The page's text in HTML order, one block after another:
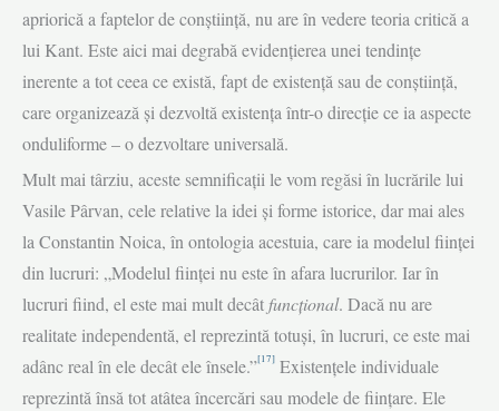
apriorică a faptelor de conştiinţă, nu are în vedere teoria critică a
lui Kant. Este aici mai degrabă evidenţierea unei tendinţe
inerente a tot ceea ce există, fapt de existenţă sau de conştiinţă,
care organizează şi dezvoltă existența într-o direcţie ce ia aspecte
onduliforme – o dezvoltare universală.
Mult mai târziu, aceste semnificaţii le vom regăsi în lucrările lui
Vasile Pârvan, cele relative la idei şi forme istorice, dar mai ales
la Constantin Noica, în ontologia acestuia, care ia modelul fiinţei
din lucruri: „Modelul fiinţei nu este în afara lucrurilor. Iar în
lucruri fiind, el este mai mult decâtfuncţional. Dacă nu are
realitate independentă, el reprezintă totuşi, în lucruri, ce este mai
adânc real în ele decât ele însele.”[17] Existenţele individuale
reprezintă însă tot atâtea încercări sau modele de fiinţare. Ele